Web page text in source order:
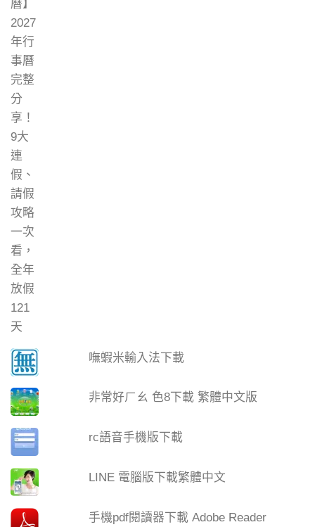
嘸蝦米輸入法下載
非常好ㄏㄠ 色8下載 繁體中文版
rc語音手機版下載
LINE 電腦版下載繁體中文
手機pdf閱讀器下載 Adobe Reader